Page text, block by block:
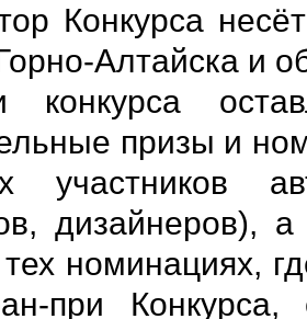
Конкурса
Алтайска и
призы и
участников
дизайнеров),
номинациях,
при Конкурса,